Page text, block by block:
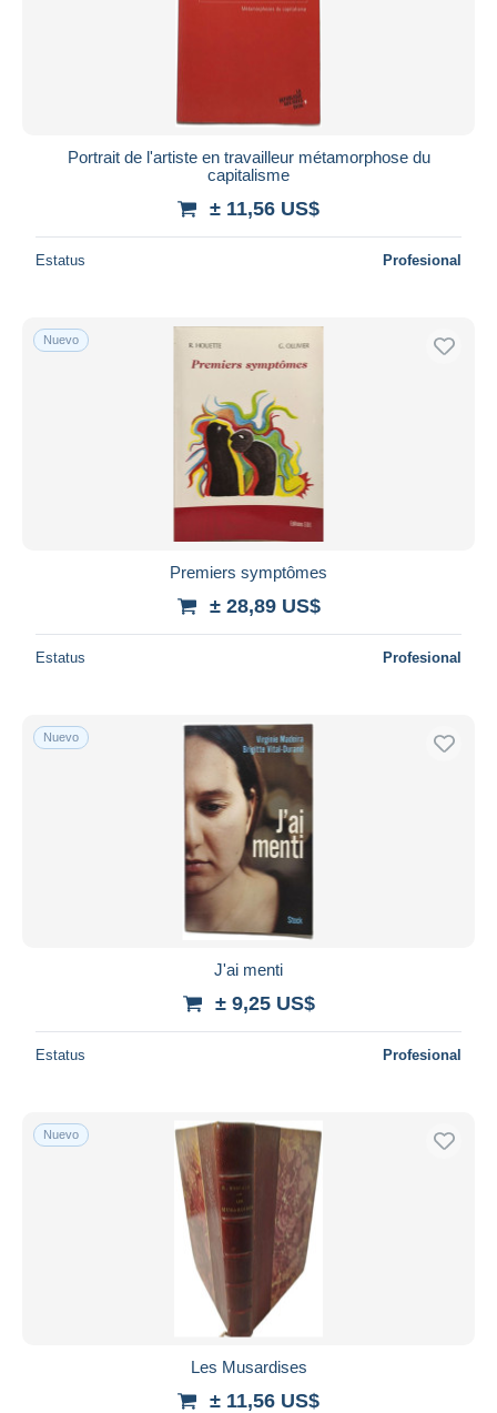
Portrait de l'artiste en travailleur métamorphose du
capitalisme
± 11,56 US$
Estatus Profesional
Nuevo
Premiers symptômes
± 28,89 US$
Estatus Profesional
Nuevo
J'ai menti
± 9,25 US$
Estatus Profesional
Nuevo
Les Musardises
± 11,56 US$